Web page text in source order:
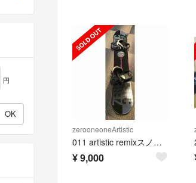
zerooneoneArtistic
011 artistic remixスノボ板 flux ビンディング付
¥9,000
円